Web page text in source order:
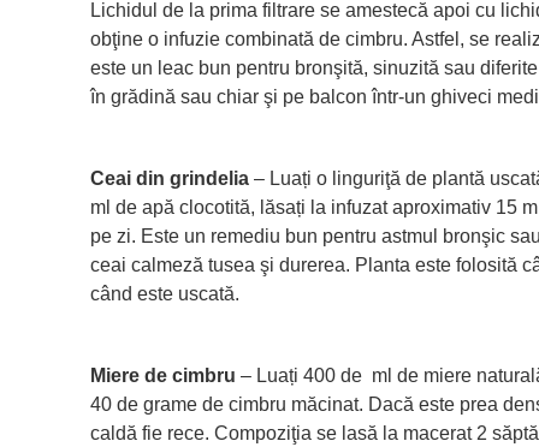
Lichidul de la prima filtrare se amestecă apoi cu
obţine o infuzie combinată de cimbru. Astfel, se
este un leac bun pentru bronşită, sinuzită sau
în grădină sau chiar şi pe balcon într-un ghiveci
Ceai din grindelia – Luați o linguriţă de plantă
ml de apă clocotită, lăsați la infuzat aproximativ 15
pe zi. Este un remediu bun pentru astmul bronşic
ceai calmeză tusea şi durerea. Planta este folosită
când este uscată.
Miere de cimbru – Luați 400 de ml de miere
40 de grame de cimbru măcinat. Dacă este prea
caldă fie rece. Compoziţia se lasă la macerat 2